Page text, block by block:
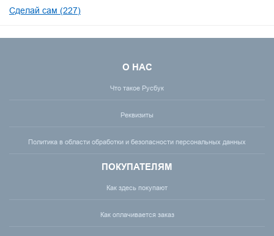
Сделай сам (227)
О НАС
Что такое Русбук
Реквизиты
Политика в области обработки и безопасности персональных данных
ПОКУПАТЕЛЯМ
Как здесь покупают
Как оплачивается заказ